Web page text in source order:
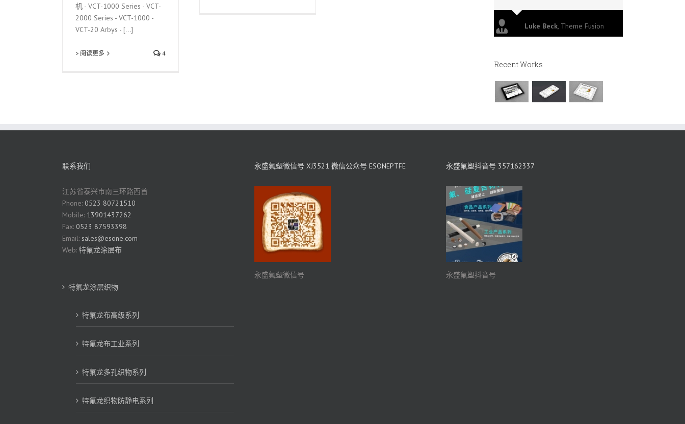
机 - VCT-1000 Series - VCT-
2000 Series - VCT-1000 -
VCT-20 Arbys - [...]
> 阅读更多 4
Luke Beck, Theme Fusion
Recent Works
联系我们
江苏省泰兴市南三环路西首
Phone: 0523 80721510
Mobile: 13901437262
Fax: 0523 87593398
Email: sales@esone.com
Web: 特氟龙涂层布
特氟龙涂层织物
特氟龙布高级系列
特氟龙布工业系列
特氟龙多孔织物系列
特氟龙织物防静电系列
永盛氟塑微信号 XJ3521 微信公众号 ESONEPTFE
永盛氟塑微信号
永盛氟塑抖音号 357162337
永盛氟塑抖音号